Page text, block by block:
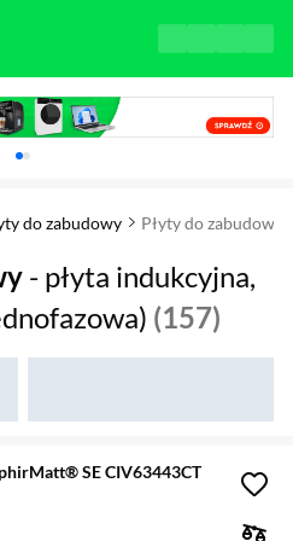
Karuzela z banerami, aktualny element 1 z
do zabudowy Płyty do zabudowy
- płyta indukcyjna,
(157)
SE CIV63443CT